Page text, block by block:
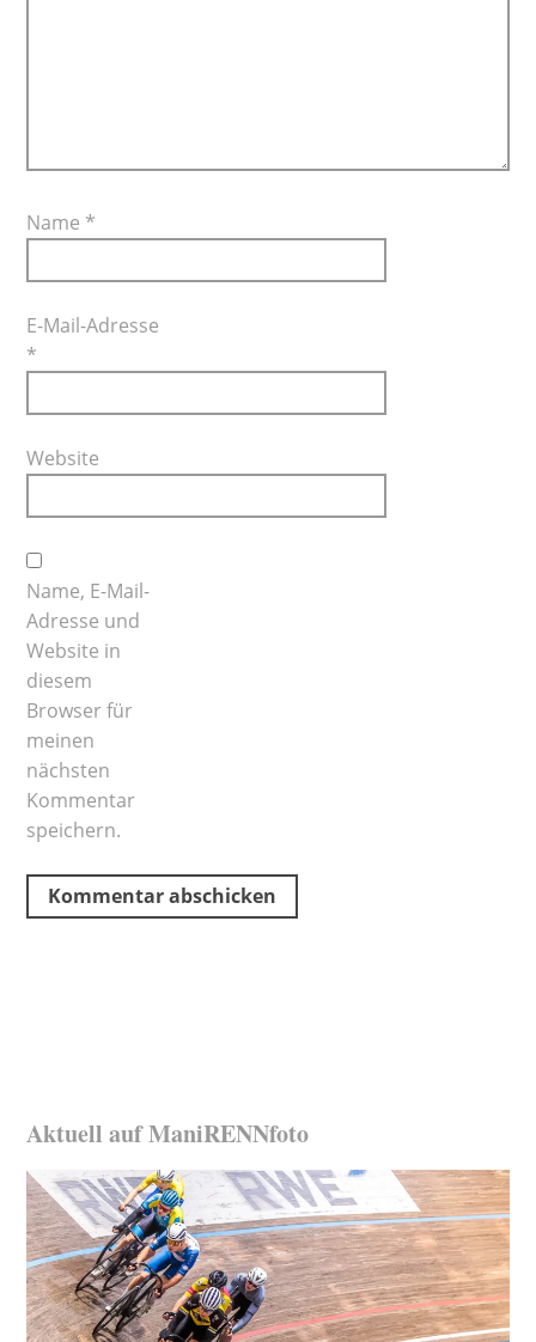
Name *
E-Mail-Adresse
*
Website
Name, E-Mail-
Adresse und
Website in
diesem
Browser für
meinen
nächsten
Kommentar
speichern.
Aktuell auf ManiRENNfoto